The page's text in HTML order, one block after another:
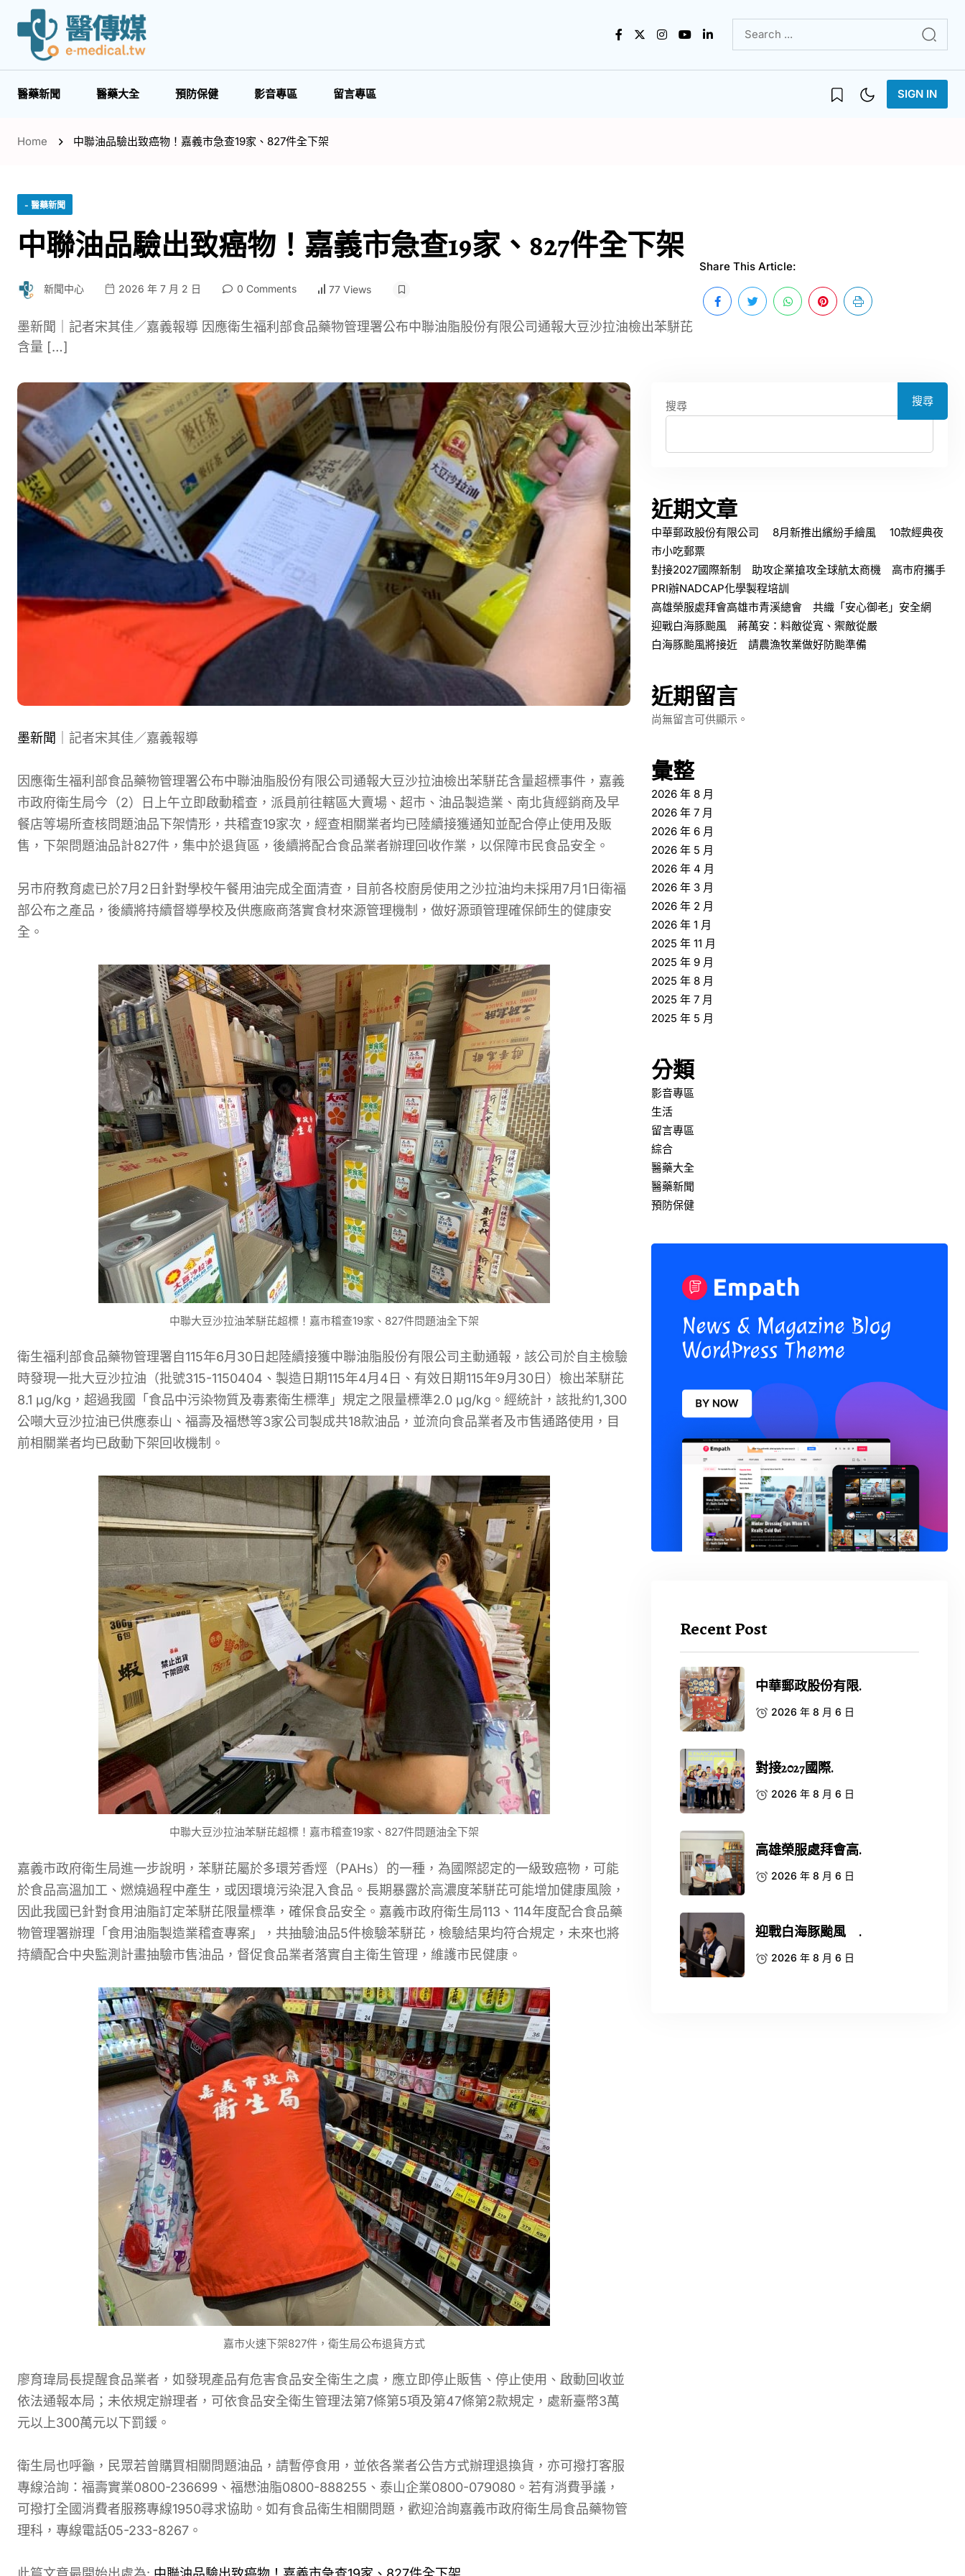
醫藥新聞 醫藥大全 預防保健 影音專區 留言專區 SIGN IN
Home 中聯油品驗出致癌物！嘉義市急查19家、827件全下架
- 醫藥新聞
中聯油品驗出致癌物！嘉義市急查19家、827件全下架
新聞中心 2026 年 7 月 2 日 0 Comments 77 Views
墨新聞｜記者宋其佳／嘉義報導 因應衛生福利部食品藥物管理署公布中聯油脂股份有限公司通報大豆沙拉油檢出苯駢芘
含量 […]
Share This Article:
墨新聞 ｜記者宋其佳／嘉義報導
因應衛生福利部食品藥物管理署公布中聯油脂股份有限公司通報大豆沙拉油檢出苯駢芘含量超標事件，嘉義
市政府衛生局今（2）日上午立即啟動稽查，派員前往轄區大賣場、超市、油品製造業、南北貨經銷商及早
餐店等場所查核問題油品下架情形，共稽查19家次，經查相關業者均已陸續接獲通知並配合停止使用及販
售，下架問題油品計827件，集中於退貨區，後續將配合食品業者辦理回收作業，以保障市民食品安全。
另市府教育處已於7月2日針對學校午餐用油完成全面清查，目前各校廚房使用之沙拉油均未採用7月1日衛福
部公布之產品，後續將持續督導學校及供應廠商落實食材來源管理機制，做好源頭管理確保師生的健康安
全。
中聯大豆沙拉油苯駢芘超標！嘉市稽查19家、827件問題油全下架
衛生福利部食品藥物管理署自115年6月30日起陸續接獲中聯油脂股份有限公司主動通報，該公司於自主檢驗
時發現一批大豆沙拉油（批號315-1150404、製造日期115年4月4日、有效日期115年9月30日）檢出苯駢芘
8.1 μg/kg，超過我國「食品中污染物質及毒素衛生標準」規定之限量標準2.0 μg/kg。經統計，該批約1,300
公噸大豆沙拉油已供應泰山、福壽及福懋等3家公司製成共18款油品，並流向食品業者及市售通路使用，目
前相關業者均已啟動下架回收機制。
中聯大豆沙拉油苯駢芘超標！嘉市稽查19家、827件問題油全下架
嘉義市政府衛生局進一步說明，苯駢芘屬於多環芳香烴（PAHs）的一種，為國際認定的一級致癌物，可能
於食品高溫加工、燃燒過程中產生，或因環境污染混入食品。長期暴露於高濃度苯駢芘可能增加健康風險，
因此我國已針對食用油脂訂定苯駢芘限量標準，確保食品安全。嘉義市政府衛生局113、114年度配合食品藥
物管理署辦理「食用油脂製造業稽查專案」，共抽驗油品5件檢驗苯駢芘，檢驗結果均符合規定，未來也將
持續配合中央監測計畫抽驗市售油品，督促食品業者落實自主衛生管理，維護市民健康。
嘉市火速下架827件，衛生局公布退貨方式
廖育瑋局長提醒食品業者，如發現產品有危害食品安全衛生之虞，應立即停止販售、停止使用、啟動回收並
依法通報本局；未依規定辦理者，可依食品安全衛生管理法第7條第5項及第47條第2款規定，處新臺幣3萬
元以上300萬元以下罰鍰。
衛生局也呼籲，民眾若曾購買相關問題油品，請暫停食用，並依各業者公告方式辦理退換貨，亦可撥打客服
專線洽詢：福壽實業0800-236699、福懋油脂0800-888255、泰山企業0800-079080。若有消費爭議，
可撥打全國消費者服務專線1950尋求協助。如有食品衛生相關問題，歡迎洽詢嘉義市政府衛生局食品藥物管
理科，專線電話05-233-8267。
搜尋 搜尋
近期文章
中華郵政股份有限公司 8月新推出繽紛手繪風 10款經典夜
市小吃郵票
對接2027國際新制 助攻企業搶攻全球航太商機 高市府攜手
PRI辦NADCAP化學製程培訓
高雄榮服處拜會高雄市青溪總會 共織「安心御老」安全網
迎戰白海豚颱風 蔣萬安：料敵從寬、禦敵從嚴
白海豚颱風將接近 請農漁牧業做好防颱準備
近期留言
尚無留言可供顯示。
彙整
2026 年 8 月
2026 年 7 月
2026 年 6 月
2026 年 5 月
2026 年 4 月
2026 年 3 月
2026 年 2 月
2026 年 1 月
2025 年 11 月
2025 年 9 月
2025 年 8 月
2025 年 7 月
2025 年 5 月
分類
影音專區
生活
留言專區
綜合
醫藥大全
醫藥新聞
預防保健
Recent Post
中華郵政股份有限.
2026 年 8 月 6 日
對接2027國際.
2026 年 8 月 6 日
高雄榮服處拜會高.
2026 年 8 月 6 日
迎戰白海豚颱風 .
2026 年 8 月 6 日